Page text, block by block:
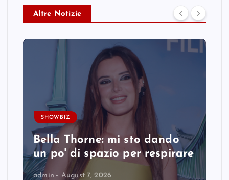
Altre Notizie
SHOWBIZ
Bella Thorne: mi sto dando
un po' di spazio per respirare
admin August 7, 2026